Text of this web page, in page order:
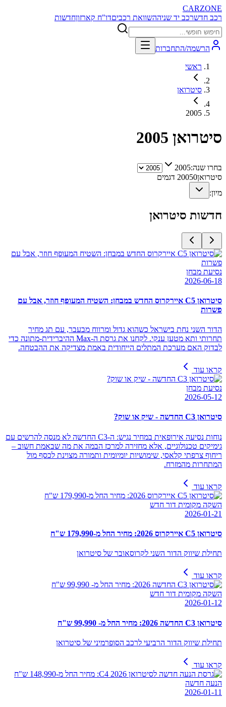
CARZONE
רכב חדשרכב יד שניההשוואת רכביםדו"ח קארזוןחדשות
הרשמה/התחברות
ראשי
סיטרואן
2005
סיטרואן 2005
בחרו שנה:2005
סיטרואן 20050
דגמים
מיון:
חדשות סיטרואן
נסיעת מבחן
2026-06-18
סיטרואן C5 איירקרוס החדש במבחן: השטיח המעופף חוזר, אבל עם
פשרות
הדור השני נחת בישראל כשהוא גדול ומרווח מבעבר, עם תג מחיר
תחרותי ותא מטען ענקי. לקחנו את גרסת ה-Max ההיברידית-מתונה כדי
לבדוק האם מערכת המתלים הייחודית באמת מצדיקה את ההבטחה.
קראו עוד
נסיעת מבחן
2026-05-12
סיטרואן C3 החדשה - שיק או שוק?
נוחות נסיעה אירופאית במחיר נגיש: ה-C3 החדשה לא מנסה להרשים עם
גימיקים טכנולוגיים, אלא מחזירה למרכז הבמה את מה שבאמת חשוב –
ריחוף צרפתי קלאסי, שימושיות יומיומית ותמורה מצוינת לכסף מול
המתחרות מהמזרח.
קראו עוד
השקה מקומית דור חדש
2026-01-21
סיטרואן C5 איירקרוס 2026: מחיר החל מ-179,990 ש"ח
תחילת שיווק הדור השני לקרוסאובר של סיטרואן
קראו עוד
השקה מקומית דור חדש
2026-01-12
סיטרואן C3 החדשה 2026: מחיר החל מ- 99,990 ש"ח
תחילת שיווק הדור הרביעי לרכב הסופרמיני של סיטרואן
קראו עוד
הנעה חדשה
2026-01-11